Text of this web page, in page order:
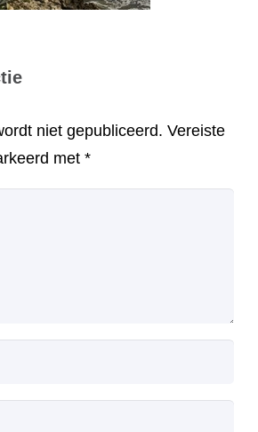
niet gepubliceerd. Vereiste
met *